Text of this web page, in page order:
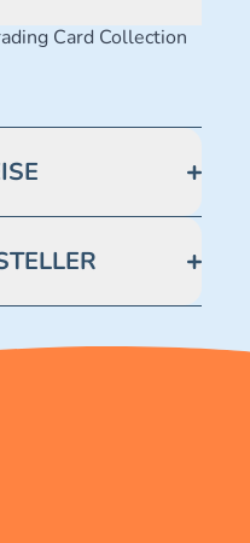
Card Collection
-
0711
Stuttgart